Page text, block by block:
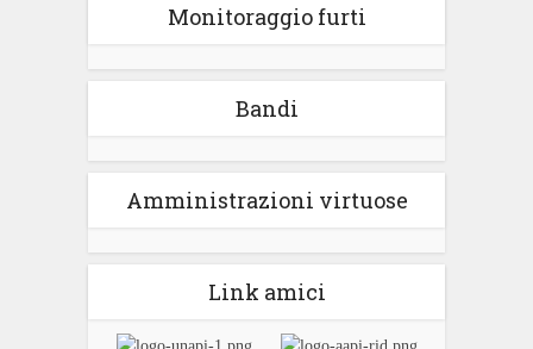
Monitoraggio furti
Bandi
Amministrazioni virtuose
Link amici